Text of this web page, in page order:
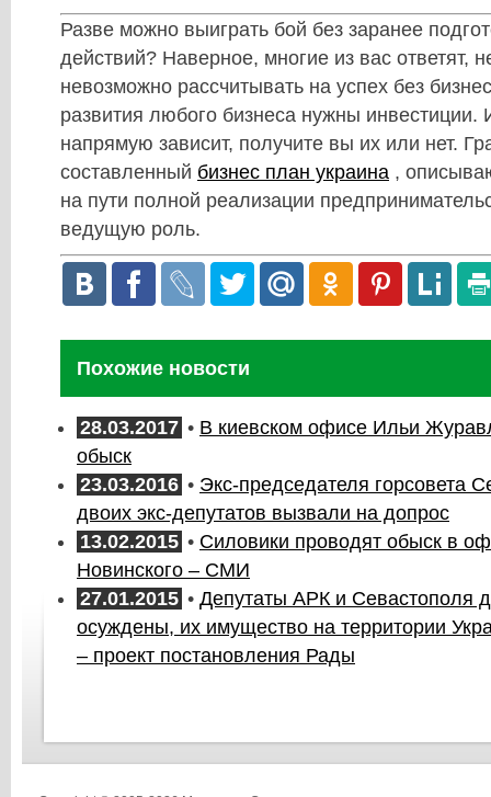
Разве можно выиграть бой без заранее
действий? Наверное, многие из вас ответят,
невозможно рассчитывать на успех без
развития любого бизнеса нужны инвестиции.
напрямую зависит, получите вы их или нет.
составленный бизнес план украина ,
на пути полной реализации
ведущую роль.
Похожие новости
28.03.2017 • В киевском офисе Ильи
обыск
23.03.2016 • Экс-председателя горсовета
двоих экс-депутатов вызвали на допрос
13.02.2015 • Силовики проводят обыск в
Новинского – СМИ
27.01.2015 • Депутаты АРК и Севастополя
осуждены, их имущество на территории
– проект постановления Рады